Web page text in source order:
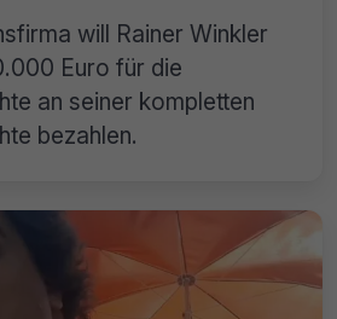
will Rainer Winkler
Euro für die
an seiner kompletten
bezahlen.